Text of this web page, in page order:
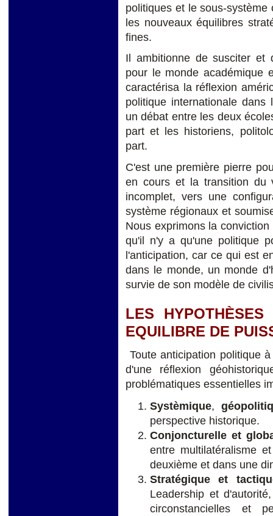
politiques et le sous-
les nouveaux équilibres
fines.
Il ambitionne de susciter et
pour le monde académique
caractérisa la réflexion
politique internationale
un débat entre les deux
part et les historiens,
part.
C'est une première pierre
en cours et la transition du
incomplet, vers une
système régionaux et
Nous exprimons la
qu'il n'y a qu'une politique
l'anticipation, car ce qui est
dans le monde, un monde
survie de son modèle de
LES
EQUILIBRE DE
Toute anticipation politique
d'une réflexion
problématiques essentielles
Systèmique,
perspective historique.
Conjoncturelle et
entre multilatéralisme
deuxième et dans une
Stratégique et
Leadership et
circonstancielles et